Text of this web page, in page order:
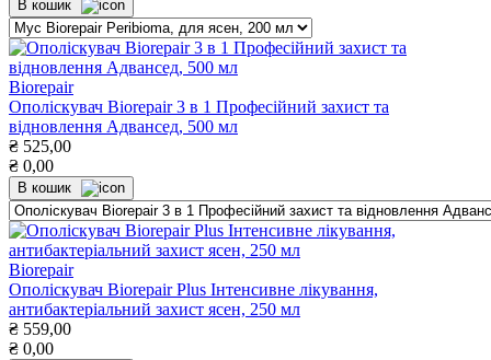
В кошик
Biorepair
Ополіскувач Biorepair 3 в 1 Професійний захист та
відновлення Адвансед, 500 мл
₴ 525,00
₴ 0,00
В кошик
Biorepair
Ополіскувач Biorepair Plus Інтенсивне лікування,
антибактеріальний захист ясен, 250 мл
₴ 559,00
₴ 0,00